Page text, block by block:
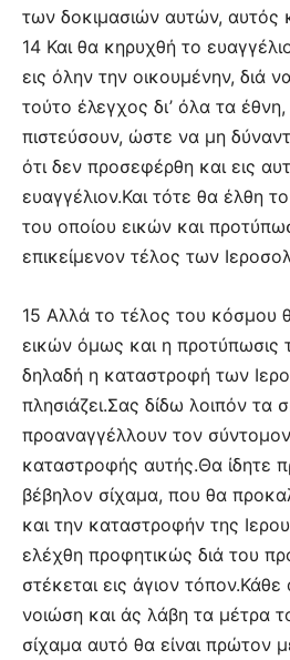
των δοκιμασιών αυτών, αυτός
14 Και θα κηρυχθή το
εις όλην την οικουμένην, διά
τούτο έλεγχος δι’ όλα τα
πιστεύσουν, ώστε να μη
ότι δεν προσεφέρθη και εις
ευαγγέλιον.Και τότε θα έλθη
του οποίου εικών και
επικείμενον τέλος των
15 Αλλά το τέλος του κόσμου
εικών όμως και η προτύπωσις
δηλαδή η καταστροφή των
πλησιάζει.Σας δίδω λοιπόν τα
προαναγγέλλουν τον
καταστροφής αυτής.Θα ίδητε
βέβηλον σίχαμα, που θα
και την καταστροφήν της
ελέχθη προφητικώς διά του
στέκεται εις άγιον
νοιώση και άς λάβη τα μέτρα
σίχαμα αυτό θα είναι πρώτον